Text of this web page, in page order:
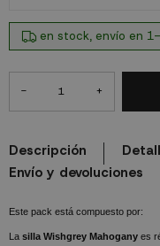
Este pack está compuesto por:
La silla Wishgrey Mahogany es
en stock, envío en
- +
Descripción
Envío y devoluciones